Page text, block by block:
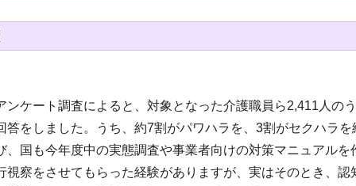
ンケート調査によると、対象となった介護職員ら2,411人の
をしました。うち、約7割がパワハラを、3割がセクハラ
国も今年度中の実態調査や事業者向けの対策マニュアルを
察をさせてもらった経験がありますが、実はそのとき、